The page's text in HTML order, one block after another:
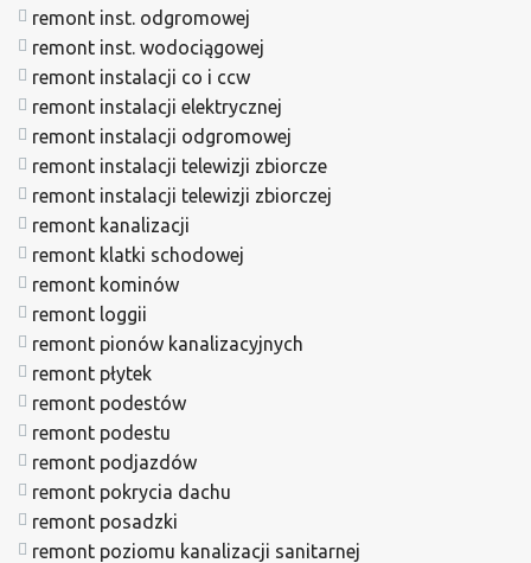
remont inst. odgromowej
remont inst. wodociągowej
remont instalacji co i ccw
remont instalacji elektrycznej
remont instalacji odgromowej
remont instalacji telewizji zbiorcze
remont instalacji telewizji zbiorczej
remont kanalizacji
remont klatki schodowej
remont kominów
remont loggii
remont pionów kanalizacyjnych
remont płytek
remont podestów
remont podestu
remont podjazdów
remont pokrycia dachu
remont posadzki
remont poziomu kanalizacji sanitarnej